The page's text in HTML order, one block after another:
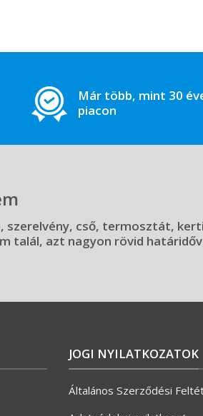
Már több, mint 30
piacon
cső, termosztát,
talál, azt nagyon rövid
JOGI NYILATKOZATOK
Általános Szerződési